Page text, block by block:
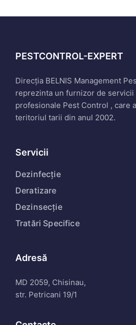
PESTCONTROL-EXPERT
Direcția BELNIS Management
reprezinta un furnizor de servicii
profesionale Pest Control , care
teritoriul tarii din anul 2002.
Servicii
Dezinfecție
Deratizare
Dezinsecție
Tratări Specifice
Adresă
MD 2059, Chisinau,
str. Petricani 19/1